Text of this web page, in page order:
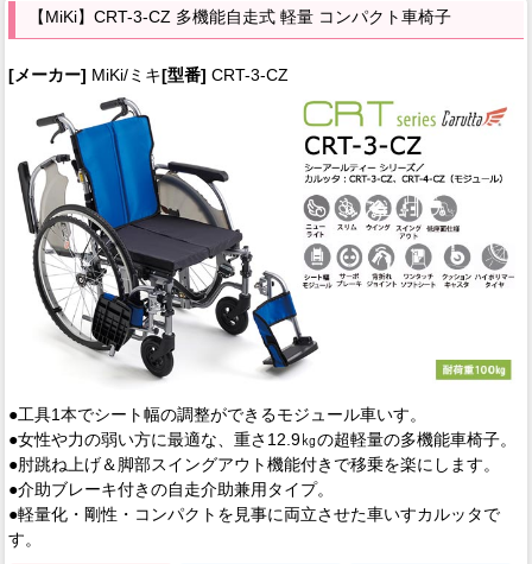
【MiKi】CRT-3-CZ 多機能自走式 軽量 コンパクト車椅子
[メーカー] MiKi/ミキ[型番] CRT-3-CZ
●工具1本でシート幅の調整ができるモジュール車いす。
●女性や力の弱い方に最適な、重さ12.9㎏の超軽量の多機能車椅子。
●肘跳ね上げ＆脚部スイングアウト機能付きで移乗を楽にします。
●介助ブレーキ付きの自走介助兼用タイプ。
●軽量化・剛性・コンパクトを見事に両立させた車いすカルッタで
す。